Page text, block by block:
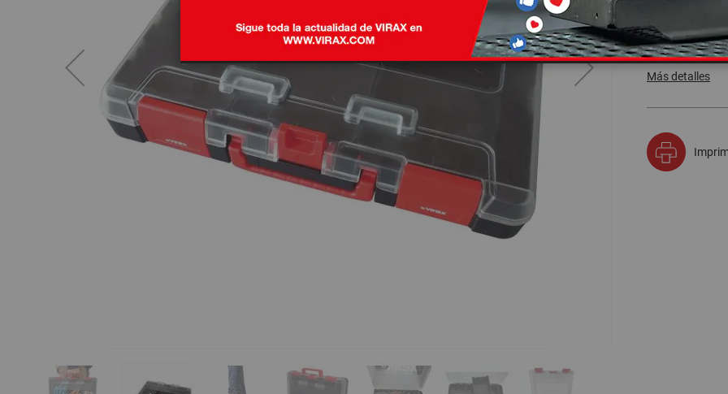
Maletín
herramientas)...
Más detalles